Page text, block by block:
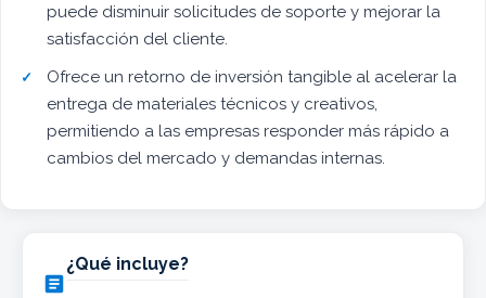
puede disminuir solicitudes de soporte y mejorar la
satisfacción del cliente.
Ofrece un retorno de inversión tangible al acelerar la
entrega de materiales técnicos y creativos,
permitiendo a las empresas responder más rápido a
cambios del mercado y demandas internas.

¿Qué incluye?